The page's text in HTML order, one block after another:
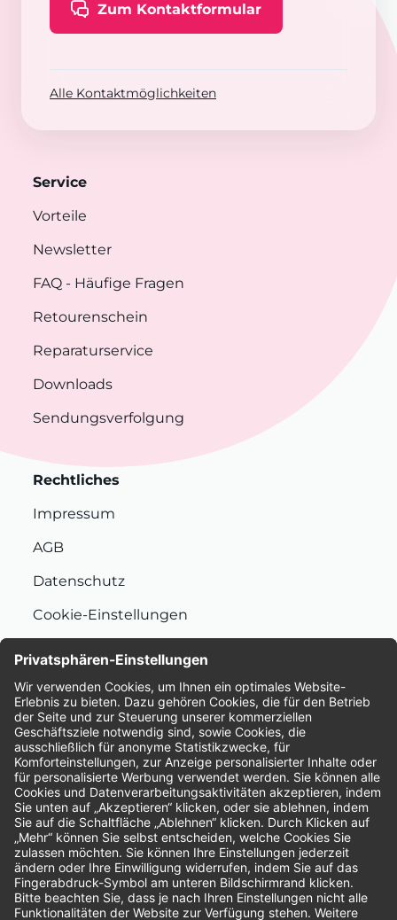
Zum Kontaktformular
Alle Kontaktmöglichkeiten
Service
Vorteile
Newsletter
FAQ - Häufige Fragen
Retourenschein
Reparaturservice
Downloads
Sendungsverfolgung
Rechtliches
Impressum
AGB
Datenschutz
Cookie-Einstellungen
Bewertungen